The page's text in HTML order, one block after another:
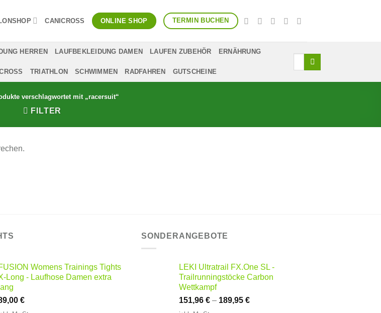
CANICROSS ONLINE SHOP TERMIN BUCHEN
HERREN LAUFBEKLEIDUNG DAMEN LAUFEN ZUBEHÖR ERNÄHRUNG
TRIATHLON SCHWIMMEN RADFAHREN GUTSCHEINE
Suchen
verschlagwortet mit „racersuit“
FILTER
Womens Trainings Tights
Long - Laufhose Damen extra
lang
€
SONDERANGEBOTE
LEKI Ultratrail FX.One SL -
Trailrunningstöcke Carbon
Wettkampf
151,96 € – 189,95 €